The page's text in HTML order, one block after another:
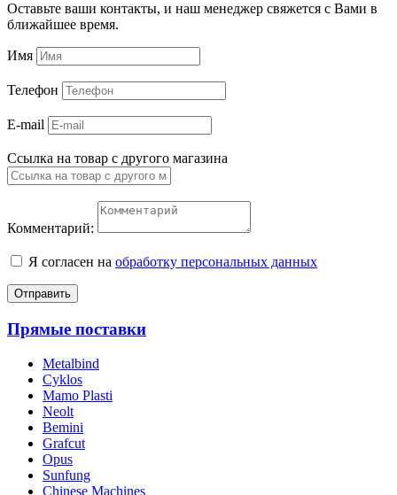
Оставьте ваши контакты, и наш менеджер свяжется с Вами в
ближайшее время.
Имя
Телефон
E-mail
Ссылка на товар с другого магазина
Комментарий:
Я согласен на обработку персональных данных
Отправить
Прямые поставки
Metalbind
Cyklos
Mamo Plasti
Neolt
Bemini
Grafcut
Opus
Sunfung
Chinese Machines